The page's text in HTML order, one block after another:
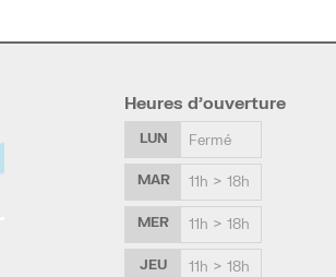
Heures d’ouverture
LUN Fermé
MAR 11h > 18h
MER 11h > 18h
JEU 11h > 18h